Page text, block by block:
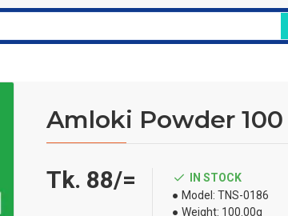
Amloki Powder
Tk. 88/=
IN STOCK
Model: TNS-0186
Weight: 100.00g